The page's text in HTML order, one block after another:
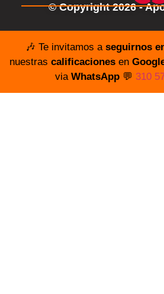
© Copyright 2026 -
🎶 Te invitamos a seguirnos
nuestras calificacionesen
via WhatsApp💬 310